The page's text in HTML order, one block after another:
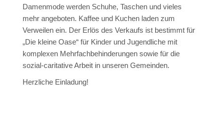
Damenmode werden Schuhe, Taschen und vieles
mehr angeboten. Kaffee und Kuchen laden zum
Verweilen ein. Der Erlös des Verkaufs ist bestimmt für
„Die kleine Oase“ für Kinder und Jugendliche mit
komplexen Mehrfachbehinderungen sowie für die
sozial-caritative Arbeit in unseren Gemeinden.
Herzliche Einladung!